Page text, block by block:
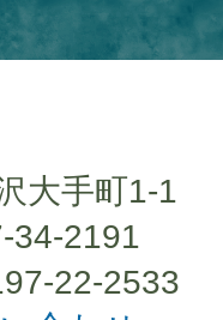
大手町1-1
34-2191
22-2533